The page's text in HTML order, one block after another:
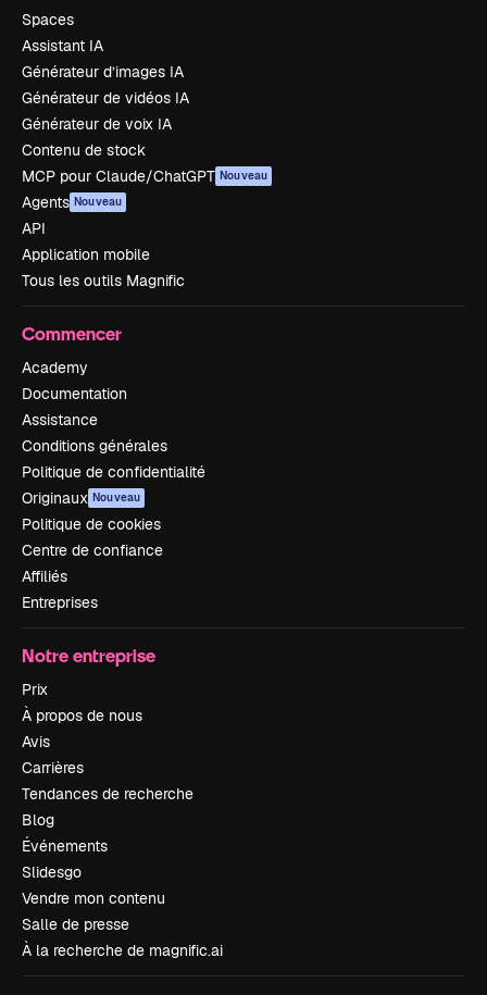
Spaces
Assistant IA
Générateur d’images IA
Générateur de vidéos IA
Générateur de voix IA
Contenu de stock
MCP pour Claude/ChatGPT Nouveau
Agents Nouveau
API
Application mobile
Tous les outils Magnific
Commencer
Academy
Documentation
Assistance
Conditions générales
Politique de confidentialité
Originaux Nouveau
Politique de cookies
Centre de confiance
Affiliés
Entreprises
Notre entreprise
Prix
À propos de nous
Avis
Carrières
Tendances de recherche
Blog
Événements
Slidesgo
Vendre mon contenu
Salle de presse
À la recherche de magnific.ai